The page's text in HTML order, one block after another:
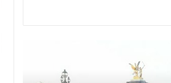
برج إيفل يسجل أعلى عدد من الزوار عام ٢٠٢٣